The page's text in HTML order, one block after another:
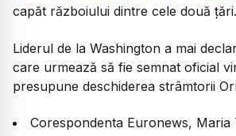
capăt războiului dintre cele două țări.
Liderul de la Washington a mai
care urmează să fie semnat oficial
presupune deschiderea strâmtorii
Corespondenta Euronews, Maria